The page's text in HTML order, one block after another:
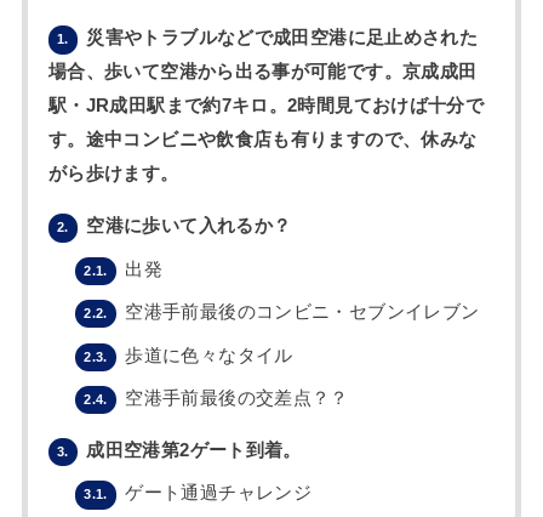
1.
災害やトラブルなどで成田空港に足止めされた
場合、歩いて空港から出る事が可能です。京成成田
駅・JR成田駅まで約7キロ。2時間見ておけば十分で
す。途中コンビニや飲食店も有りますので、休みな
がら歩けます。
2. 空港に歩いて入れるか？
2.1. 出発
2.2. 空港手前最後のコンビニ・セブンイレブン
2.3. 歩道に色々なタイル
2.4. 空港手前最後の交差点？？
3. 成田空港第2ゲート到着。
3.1. ゲート通過チャレンジ